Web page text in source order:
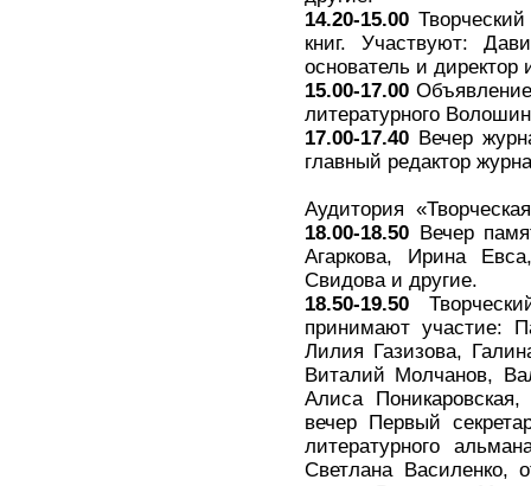
14.20-15.00
книг. Участвуют:
основатель и директор
15.00-17.00
литературного
17.00-17.40 Вечер
главный редактор
Аудитория
18.00-18.50 Вечер
Агаркова, Ирина
Свидова и другие.
18.50-19.50
принимают участие:
Лилия Газизова,
Виталий Молчанов,
Алиса
вечер Первый
литературного
Светлана Василенко,